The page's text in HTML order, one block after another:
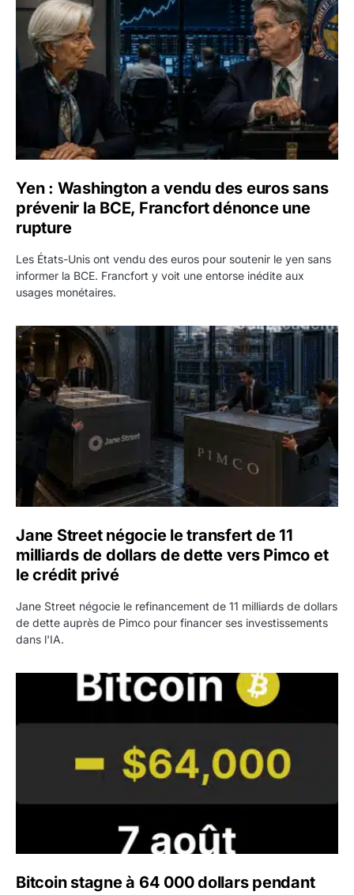
Yen : Washington a vendu des euros sans
prévenir la BCE, Francfort dénonce une
rupture
Les États-Unis ont vendu des euros pour soutenir le yen sans
informer la BCE. Francfort y voit une entorse inédite aux
usages monétaires.
Jane Street négocie le transfert de 11 milliards de
Jane Street négocie le transfert de 11
milliards de dollars de dette vers Pimco et
le crédit privé
Jane Street négocie le refinancement de 11 milliards de dollars
de dette auprès de Pimco pour financer ses investissements
dans l'IA.
Bitcoin stagne à 64 000 dollars pendant que les
Bitcoin stagne à 64 000 dollars pendant